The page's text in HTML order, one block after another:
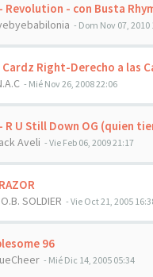
Revolution - con Busta
- Dom Nov 07, 2010
Cardz Right-Derecho a las
- Mié Nov 26, 2008 22:06
R U Still Down OG (quien
Aveli - Vie Feb 06, 2009 21:17
SOLDIER - Vie Oct 21, 2005
96
- Mié Dic 14, 2005 05:34